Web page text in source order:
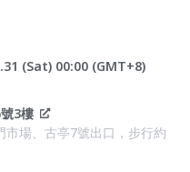
(Sat) 00:00 (GMT+8)
3樓
場、古亭7號出口，步行約